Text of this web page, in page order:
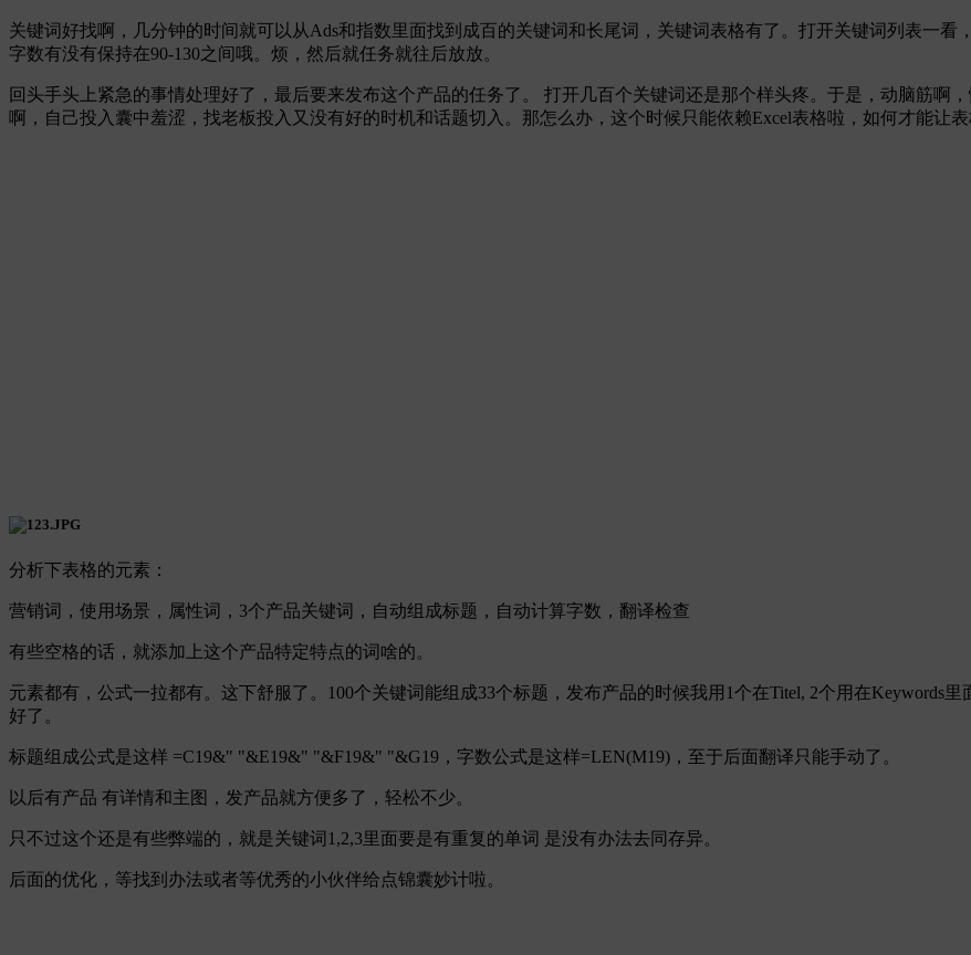
关键词好找啊，几分钟的时间就可以从Ads和指数里面找到成百的关键词和长尾词，关键词表格有了。打开关键词列表一
字数有没有保持在90-130之间哦。烦，然后就任务就往后放放。
回头手头上紧急的事情处理好了，最后要来发布这个产品的任务了。 打开几百个关键词还是那个样头疼。于是，动脑筋啊
啊，自己投入囊中羞涩，找老板投入又没有好的时机和话题切入。那怎么办，这个时候只能依赖Excel表格啦，如何才能让
分析下表格的元素：
营销词，使用场景，属性词，3个产品关键词，自动组成标题，自动计算字数，翻译检查
有些空格的话，就添加上这个产品特定特点的词啥的。
元素都有，公式一拉都有。这下舒服了。100个关键词能组成33个标题，发布产品的时候我用1个在Titel, 2个用在Keywords
好了。
标题组成公式是这样 =C19&" "&E19&" "&F19&" "&G19，字数公式是这样=LEN(M19)，至于后面翻译只能手动了。
以后有产品 有详情和主图，发产品就方便多了，轻松不少。
只不过这个还是有些弊端的，就是关键词1,2,3里面要是有重复的单词 是没有办法去同存异。
后面的优化，等找到办法或者等优秀的小伙伴给点锦囊妙计啦。